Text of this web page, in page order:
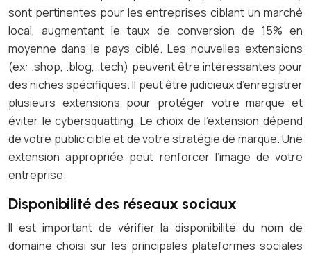
sont pertinentes pour les entreprises ciblant un marché
local, augmentant le taux de conversion de 15% en
moyenne dans le pays ciblé. Les nouvelles extensions
(ex: .shop, .blog, .tech) peuvent être intéressantes pour
des niches spécifiques. Il peut être judicieux d’enregistrer
plusieurs extensions pour protéger votre marque et
éviter le cybersquatting. Le choix de l’extension dépend
de votre public cible et de votre stratégie de marque. Une
extension appropriée peut renforcer l’image de votre
entreprise.
Disponibilité des réseaux sociaux
Il est important de vérifier la disponibilité du nom de
domaine choisi sur les principales plateformes sociales